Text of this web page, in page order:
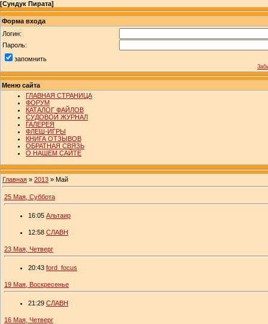
[Сундук Пирата]
Форма входа
Логин:
Пароль:
запомнить
Меню сайта
ГЛАВНАЯ СТРАНИЦА
ФОРУМ
КАТАЛОГ ФАЙЛОВ
СУДОВОЙ ЖУРНАЛ
ГАЛЕРЕЯ
ФЛЕШ-ИГРЫ
КНИГА ОТЗЫВОВ
ОБРАТНАЯ СВЯЗЬ
О НАШЕМ САЙТЕ
Главная » 2013 » Май
25 Мая, Суббота
16:05 Альтаир
12:58 СЛАВН
23 Мая, Четверг
20:43 ford_focus
19 Мая, Воскресенье
21:29 СЛАВН
16 Мая, Четверг